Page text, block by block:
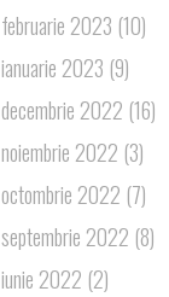
februarie 2023 (10)
ianuarie 2023 (9)
decembrie 2022 (16)
noiembrie 2022 (3)
octombrie 2022 (7)
septembrie 2022 (8)
iunie 2022 (2)